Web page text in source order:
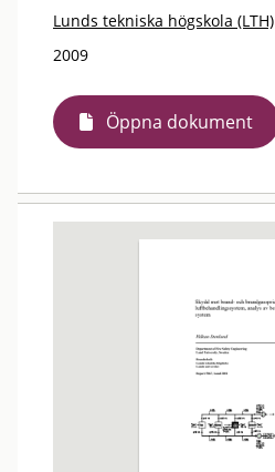
Lunds tekniska högskola (LTH)
2009
Öppna dokument